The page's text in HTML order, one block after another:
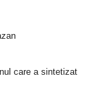
care a sintetizat